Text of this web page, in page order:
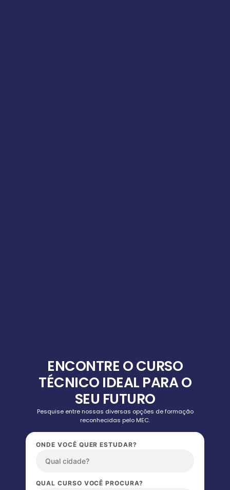
ENCONTRE O CURSO
TÉCNICO IDEAL PARA O
SEU FUTURO
Pesquise entre nossas diversas opções de formação
reconhecidas pelo MEC.
ONDE VOCÊ QUER ESTUDAR?
QUAL CURSO VOCÊ PROCURA?